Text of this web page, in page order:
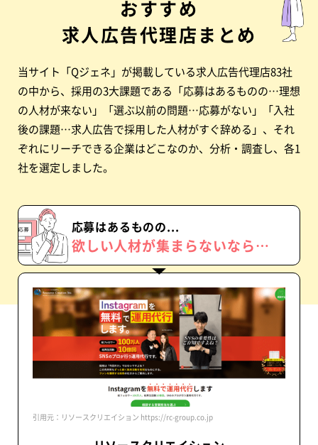
おすすめ
求人広告代理店まとめ
当サイト「Qジェネ」が掲載している求人広告代理店83社
の中から、採用の3大課題である「応募はあるものの…理想
の人材が来ない」「選ぶ以前の問題…応募がない」「入社
後の課題…求人広告で採用した人材がすぐ辞める」、それ
ぞれにリーチできる企業はどこなのか、分析・調査し、各1
社を選定しました。
応募はあるものの...
欲しい人材が集まらないなら…
引用元：リソースクリエイション https://rc-group.co.jp